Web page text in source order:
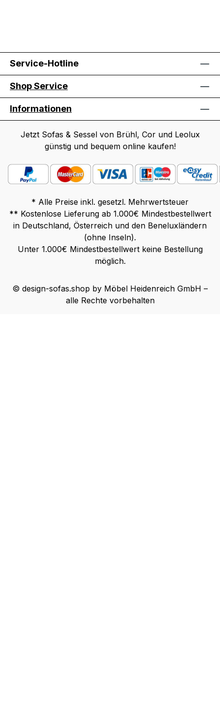
Service-Hotline
Shop Service
Informationen
Jetzt Sofas & Sessel von Brühl, Cor und Leolux
günstig und bequem online kaufen!
* Alle Preise inkl. gesetzl. Mehrwertsteuer
** Kostenlose Lieferung ab 1.000€ Mindestbestellwert
in Deutschland, Österreich und den Beneluxländern
(ohne Inseln).
Unter 1.000€ Mindestbestellwert keine Bestellung
möglich.
© design-sofas.shop by Möbel Heidenreich GmbH –
alle Rechte vorbehalten